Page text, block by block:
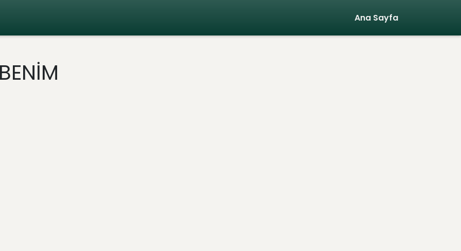
Ana Sayfa